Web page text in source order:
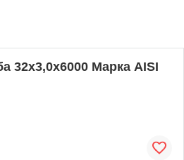
32х3,0х6000 Марка AISI